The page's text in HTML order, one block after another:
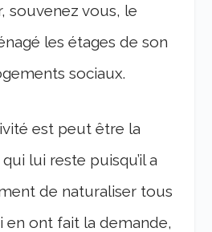
souvenez vous, le
les étages de son
sociaux.
est peut être la
lui reste puisqu’il a
de naturaliser tous
en ont fait la demande,